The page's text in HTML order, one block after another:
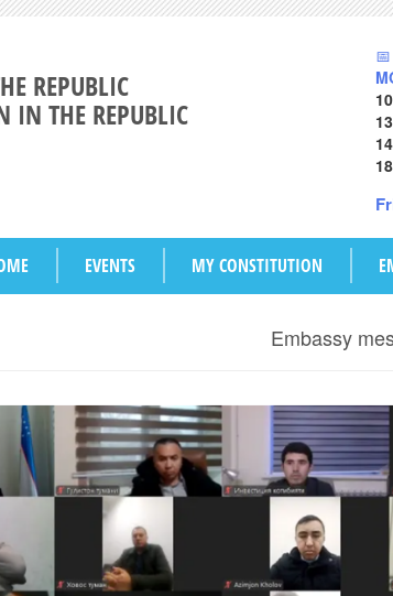
REPUBLIC
IN THE REPUBLIC
EVENTS MY CONSTITUTION
Embassy